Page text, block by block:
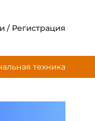
/ Регистрация
техника